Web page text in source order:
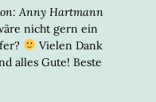
Anny Hartmann
nicht gern ein
Vielen Dank
alles Gute! Beste